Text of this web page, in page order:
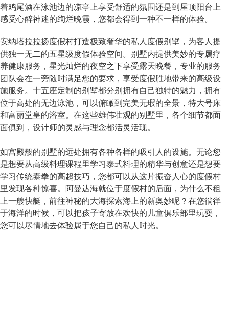
着鸡尾酒在泳池边的凉亭上享受舒适的氛围还是到屋顶阳台上
感受心醉神迷的绚烂晚霞，您都会得到一种不一样的体验。
安纳塔拉拉扬度假村打造极致奢华的私人度假别墅，为客人提
供独一无二的五星级度假体验空间。别墅内提供美妙的专属疗
养健康服务，星光灿烂的夜空之下享受露天晚餐，专业的服务
团队会在一旁随时满足您的要求，享受度假胜地带来的高级设
施服务。十五座定制的别墅都分别拥有自己独特的魅力，拥有
位于高处的无边泳池，可以俯瞰到完美无瑕的全景，特大号床
和富丽堂皇的浴室。在这些雄伟壮观的别墅里，各个细节都面
面俱到，设计师的灵感与理念都活灵活现。
如宫殿般的别墅的远处拥有各种各样的吸引人的设施。无论您
是想要从高级料理课程里学习泰式料理的精华与创意还是想要
学习传统泰拳的高超技巧，您都可以从这片振奋人心的度假村
里发现各种惊喜。阿曼达海就位于度假村的后面，为什么不租
上一艘快艇，前往神秘的大海探索海上的新奥妙呢？在您徜徉
于海洋的时候，可以把孩子寄放在欢快的儿童俱乐部里玩耍，
您可以尽情地去体验属于您自己的私人时光。